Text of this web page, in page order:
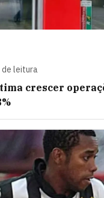
de leitura
crescer